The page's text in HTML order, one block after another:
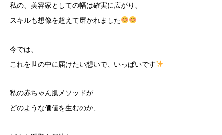
私の、美容家としての幅は確実に広がり、
スキルも想像を超えて磨かれました
今では、
これを世の中に届けたい想いで、いっぱいです
私の赤ちゃん肌メソッドが
どのような価値を生むのか、